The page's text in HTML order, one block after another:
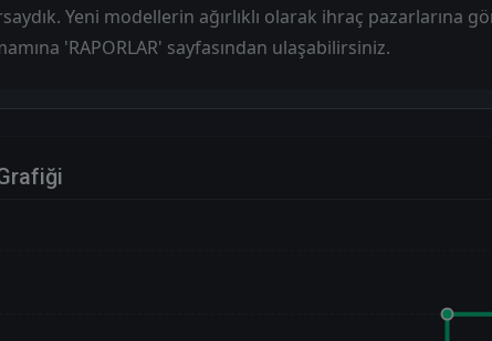
Yeni modellerin ağırlıklı olarak ihraç pazarlarına
'RAPORLAR' sayfasından ulaşabilirsiniz.